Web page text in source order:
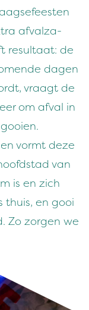
afvalza­
resul­taat: de
dagen
vraagt de
om afval in
vormt deze
van
is en zich
thuis, en gooi
Zo zor­gen we